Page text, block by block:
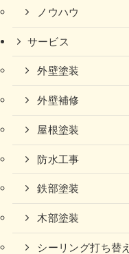
ノウハウ
サービス
外壁塗装
外壁補修
屋根塗装
防水工事
鉄部塗装
木部塗装
シーリング打ち替え